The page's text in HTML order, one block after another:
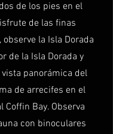
de los pies en el
de las finas
la Isla Dorada
de la Isla Dorada y
panorámica del
de arrecifes en el
Coffin Bay. Observa
con binoculares